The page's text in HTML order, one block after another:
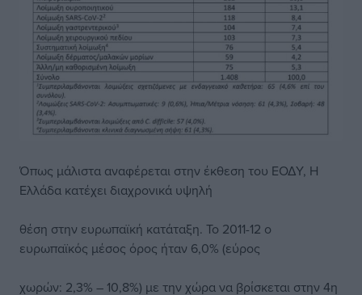
Όπως μάλιστα αναφέρεται στην έκθεση του ΕΟΔΥ, Η
Ελλάδα κατέχει διαχρονικά υψηλή
θέση στην ευρωπαϊκή κατάταξη. Το 2011-12 ο
ευρωπαϊκός μέσος όρος ήταν 6,0% (εύρος
χωρών: 2,3% – 10,8%) με την χώρα να βρίσκεται στην 4η